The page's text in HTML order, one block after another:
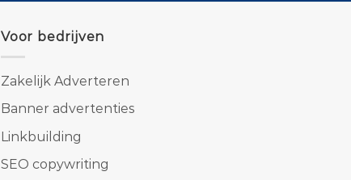
Voor bedrijven
Zakelijk Adverteren
Banner advertenties
Linkbuilding
SEO copywriting